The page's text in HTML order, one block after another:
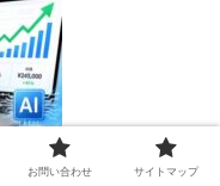
お問い合わせ サイトマップ